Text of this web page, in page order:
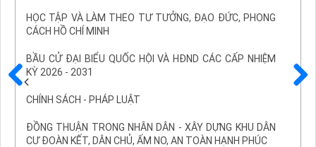
HỌC TẬP VÀ LÀM THEO TƯ TƯỞNG, ĐẠO ĐỨC, PHONG
CÁCH HỒ CHÍ MINH
BẦU CỬ ĐẠI BIỂU QUỐC HỘI VÀ HĐND CÁC CẤP NHIỆM
KỲ 2026 - 2031
CHÍNH SÁCH - PHÁP LUẬT
ĐỒNG THUẬN TRONG NHÂN DÂN - XÂY DỰNG KHU DÂN
CƯ ĐOÀN KẾT, DÂN CHỦ, ẤM NO, AN TOÀN HẠNH PHÚC
Trước